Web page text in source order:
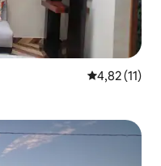
Évaluation
4,82 (11)